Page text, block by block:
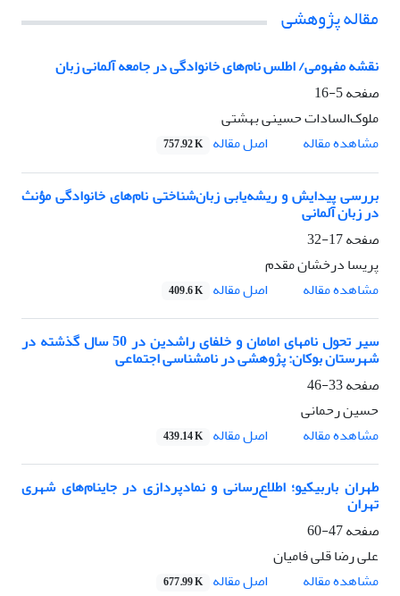
مقاله پژوهشی
نقشه مفهومی/ اطلس نام‌های خانوادگی در جامعه آلمانی زبان
صفحه5-16
ملوک‌السادات حسینی بهشتی
مشاهده مقاله
اصل مقاله 757.92 K
بررسی پیدایش و ریشه‌یابی زبان‌شناختی نام‌های خانوادگی مؤنث
در زبان آلمانی
صفحه17-32
پریسا درخشان مقدم
مشاهده مقاله
اصل مقاله 409.6 K
سیر تحول نام­های امامان و خلفای راشدین در 50 سال گذشته در
شهرستان بوکان: پژوهشی در نام­شناسی اجتماعی
صفحه33-46
حسین رحمانی
مشاهده مقاله
اصل مقاله 439.14 K
­­طهران باربیکیو؛ اطلاع‌رسانی و نمادپردازی در جای­نام‌های شهری
تهران
صفحه47-60
علی رضا قلی فامیان
مشاهده مقاله
اصل مقاله 677.99 K